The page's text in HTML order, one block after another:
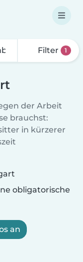
Filter 1
der Arbeit
brauchst:
in kürzerer
obligatorische
an